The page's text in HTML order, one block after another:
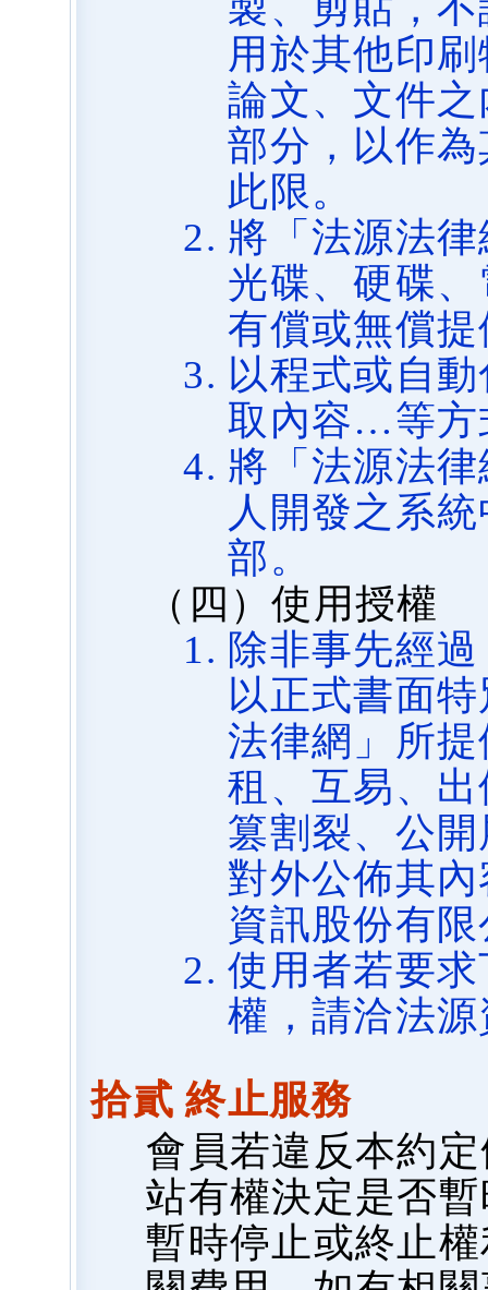
用於其他印
論文、文件
部分，以作
此限。
將「法源法
光碟、硬碟
有償或無償
以程式或自
取內容…等方
將「法源法
人開發之系
部。
（四）使用授權
除非事先經
以正式書面
法律網」所
租、互易、
篡割裂、公
對外公佈其
資訊股份有
使用者若要
權，請洽法
拾貳 終止服務
會員若違反本約
站有權決定是否
暫時停止或終止